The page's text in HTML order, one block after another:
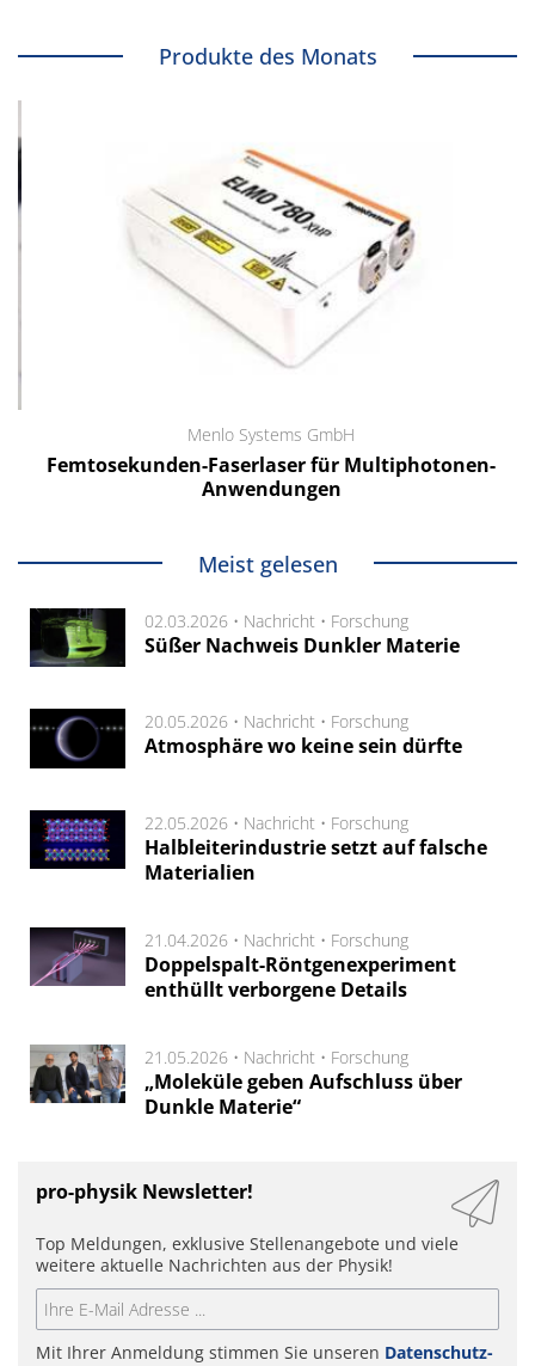
Produkte des Monats
Menlo Systems GmbH
Femtosekunden-Faserlaser für Multiphotonen-
Anwendungen
Meist gelesen
02.03.2026 • Nachricht • Forschung
Süßer Nachweis Dunkler Materie
20.05.2026 • Nachricht • Forschung
Atmosphäre wo keine sein dürfte
22.05.2026 • Nachricht • Forschung
Halbleiterindustrie setzt auf falsche
Materialien
21.04.2026 • Nachricht • Forschung
Doppelspalt-Röntgenexperiment
enthüllt verborgene Details
21.05.2026 • Nachricht • Forschung
„Moleküle geben Aufschluss über
Dunkle Materie“
pro-physik Newsletter!
Top Meldungen, exklusive Stellenangebote und viele
weitere aktuelle Nachrichten aus der Physik!
Mit Ihrer Anmeldung stimmen Sie unseren Datenschutz-